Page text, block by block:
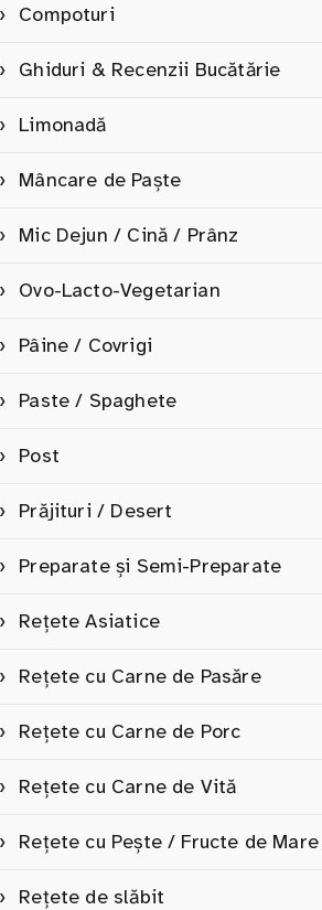
Compoturi
Ghiduri & Recenzii Bucătărie
Limonadă
Mâncare de Paște
Mic Dejun / Cină / Prânz
Ovo-Lacto-Vegetarian
Pâine / Covrigi
Paste / Spaghete
Post
Prăjituri / Desert
Preparate și Semi-Preparate
Rețete Asiatice
Rețete cu Carne de Pasăre
Rețete cu Carne de Porc
Rețete cu Carne de Vită
Rețete cu Pește / Fructe de Mare
Rețete de slăbit